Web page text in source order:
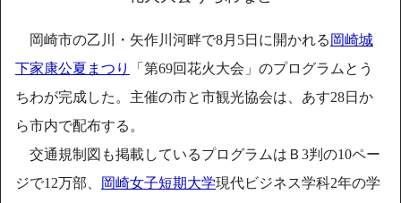
岡崎市の乙川・矢作川河畔で8月5日に開かれる 岡崎城
下家康公夏まつり
「第69回花火大会」のプログラムとう
ちわが完成した。主催の市と市観光協会は、あす28日か
ら市内で配布する。
交通規制図も掲載しているプログラムはＢ3判の10ペー
ジで12万部、
岡崎女子短期大学現代ビジネス学科2年の学